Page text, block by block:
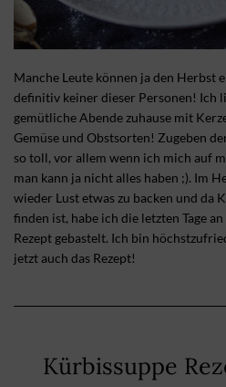
Manche Leute können ja den Herbst
definitiv keiner dieser Personen! Ich
gemütliche Abende zuhause mit
Gemüse und Obstsorten! Zugeben
so toll, vor allem wenn ich mich auf
man kann ja nicht alles haben ;). Im
wieder Lust etwas zu backen und da
finden ist, habe ich die letzten Tage
Rezept gebastelt. Ich bin
jetzt auch das Rezept!
Kürbissuppe